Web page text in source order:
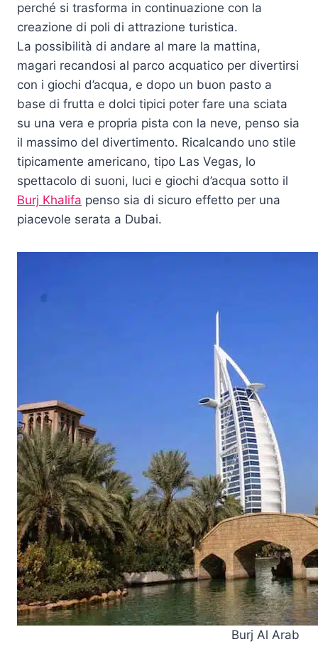
perché si trasforma in continuazione con la
creazione di poli di attrazione turistica.
La possibilità di andare al mare la mattina,
magari recandosi al parco acquatico per divertirsi
con i giochi d’acqua, e dopo un buon pasto a
base di frutta e dolci tipici poter fare una sciata
su una vera e propria pista con la neve, penso sia
il massimo del divertimento. Ricalcando uno stile
tipicamente americano, tipo Las Vegas, lo
spettacolo di suoni, luci e giochi d’acqua sotto il
Burj Khalifa penso sia di sicuro effetto per una
piacevole serata a Dubai.
Burj Al Arab